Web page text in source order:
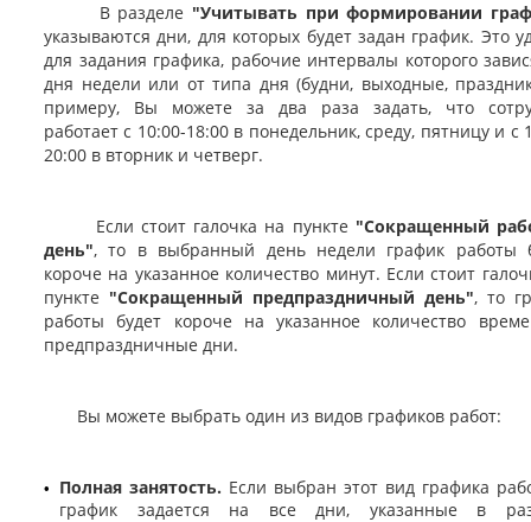
В разделе "Учитывать при формировании
указываются дни, для которых будет задан график. Это
для задания графика, рабочие интервалы которого
дня недели или от типа дня (будни, выходные,
примеру, Вы можете за два раза задать, что
работает с 10:00-18:00 в понедельник, среду, пятницу и с
20:00 в вторник и четверг.
Если стоит галочка на пункте "Сокращенный
день", то в выбранный день недели график работы
короче на указанное количество минут. Если стоит
пункте "Сокращенный предпраздничный день", то
работы будет короче на указанное количество
предпраздничные дни.
Вы можете выбрать один из видов графиков работ:
• Полная занятость. Если выбран этот вид графика
график задается на все дни, указанные в